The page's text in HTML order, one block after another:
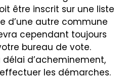
être inscrit sur une liste
d’une autre commune
cependant toujours
bureau de vote.
d’acheminement,
les démarches.